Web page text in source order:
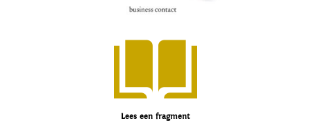
Lees een fragment